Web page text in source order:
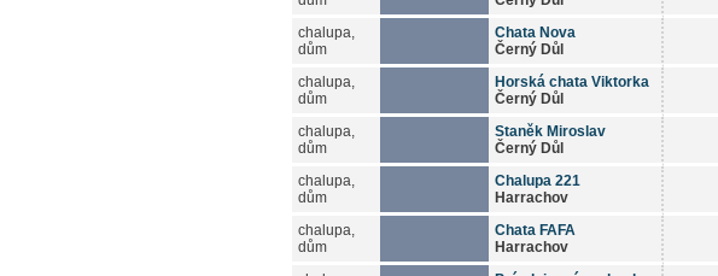
chalupa,
dům
Chata Nova
Černý Důl
chalupa,
dům
Horská chata Viktorka
Černý Důl
chalupa,
dům
Staněk Miroslav
Černý Důl
chalupa,
dům
Chalupa 221
Harrachov
chalupa,
dům
Chata FAFA
Harrachov